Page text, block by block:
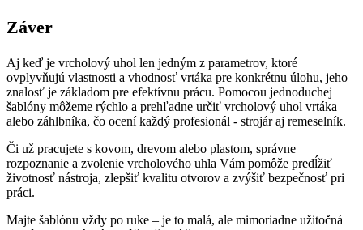
Záver
Aj keď je vrcholový uhol len jedným z parametrov, ktoré
ovplyvňujú vlastnosti a vhodnosť vrtáka pre konkrétnu úlohu, jeho
znalosť je základom pre efektívnu prácu. Pomocou jednoduchej
šablóny môžeme rýchlo a prehľadne určiť vrcholový uhol vrtáka
alebo záhlbníka, čo ocení každý profesionál - strojár aj remeselník.
Či už pracujete s kovom, drevom alebo plastom, správne
rozpoznanie a zvolenie vrcholového uhla Vám pomôže predĺžiť
životnosť nástroja, zlepšiť kvalitu otvorov a zvýšiť bezpečnosť pri
práci.
Majte šablónu vždy po ruke – je to malá, ale mimoriadne užitočná